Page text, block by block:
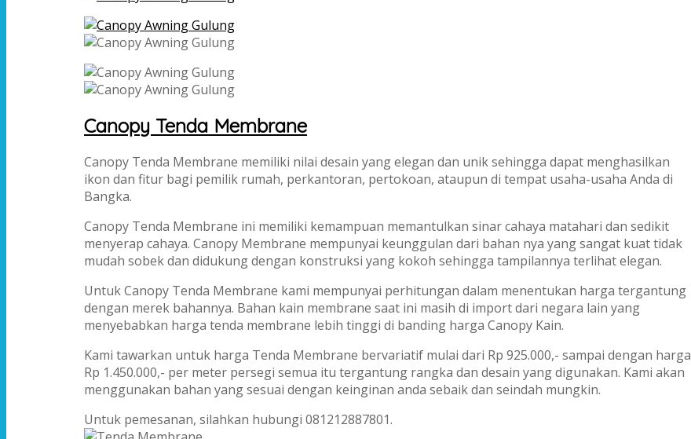
Canopy Tenda Membrane
Canopy Tenda Membrane memiliki nilai desain yang elegan dan unik sehingga dapat menghasilkan
ikon dan fitur bagi pemilik rumah, perkantoran, pertokoan, ataupun di tempat usaha-usaha Anda di
Bangka.
Canopy Tenda Membrane ini memiliki kemampuan memantulkan sinar cahaya matahari dan sedikit
menyerap cahaya. Canopy Membrane mempunyai keunggulan dari bahan nya yang sangat kuat tidak
mudah sobek dan didukung dengan konstruksi yang kokoh sehingga tampilannya terlihat elegan.
Untuk Canopy Tenda Membrane kami mempunyai perhitungan dalam menentukan harga tergantung
dengan merek bahannya. Bahan kain membrane saat ini masih di import dari negara lain yang
menyebabkan harga tenda membrane lebih tinggi di banding harga Canopy Kain.
Kami tawarkan untuk harga Tenda Membrane bervariatif mulai dari Rp 925.000,- sampai dengan harga
Rp 1.450.000,- per meter persegi semua itu tergantung rangka dan desain yang digunakan. Kami akan
menggunakan bahan yang sesuai dengan keinginan anda sebaik dan seindah mungkin.
Untuk pemesanan, silahkan hubungi 081212887801.